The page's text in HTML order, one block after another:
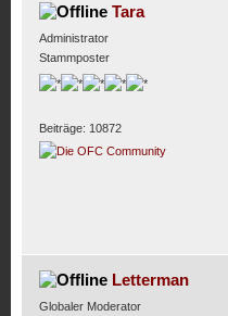
Tara
Administrator
Stammposter
Beiträge: 10872
Letterman
Globaler Moderator